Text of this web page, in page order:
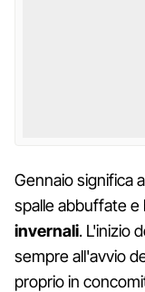
Gennaio significa
spalle abbuffate e
invernali. L'inizio
sempre all'avvio
proprio in